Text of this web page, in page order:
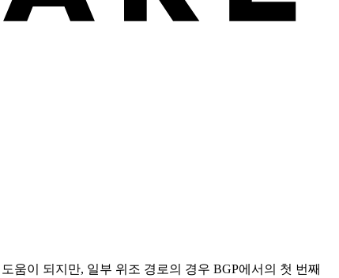
움이 되지만, 일부 위조 경로의 경우 BGP에서의 첫 번째